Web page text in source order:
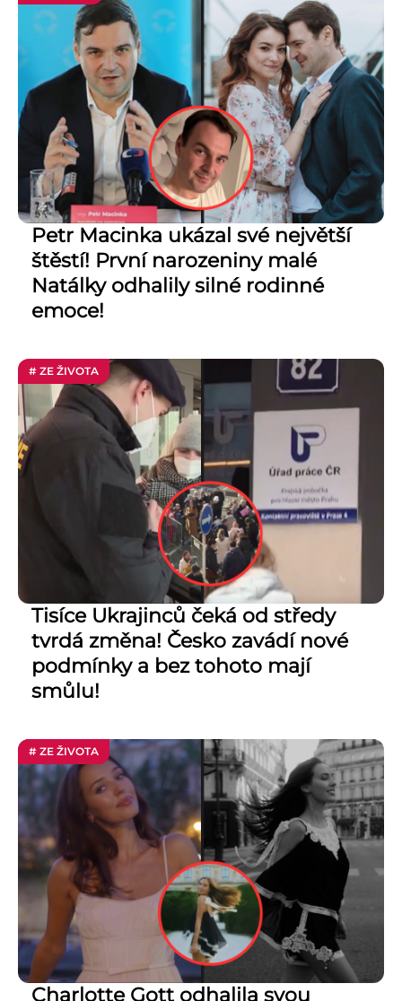
Petr Macinka ukázal své největší
štěstí! První narozeniny malé
Natálky odhalily silné rodinné
emoce!
# ZE ŽIVOTA
Tisíce Ukrajinců čeká od středy
tvrdá změna! Česko zavádí nové
podmínky a bez tohoto mají
smůlu!
# ZE ŽIVOTA
Charlotte Gott odhalila svou